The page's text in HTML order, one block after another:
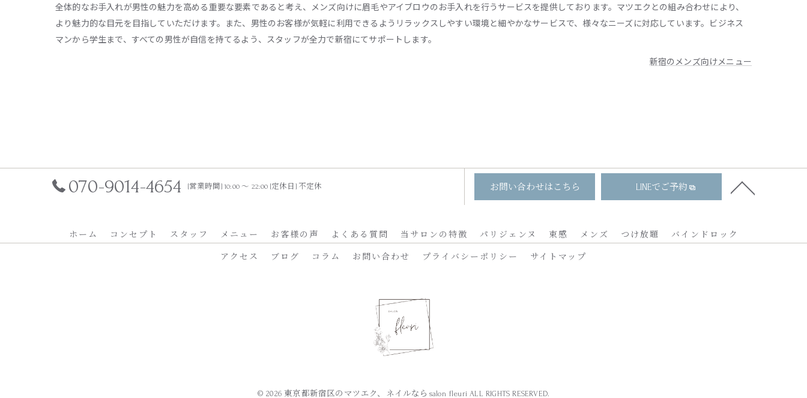
全体的なお手入れが男性の魅力を高める重要な要素であると考え、メンズ向けに眉毛やアイブロウのお手入れを行うサービスを提供しております。マツエクとの組み合わせにより、
より魅力的な目元を目指していただけます。また、男性のお客様が気軽に利用できるようリラックスしやすい環境と細やかなサービスで、様々なニーズに対応しています。ビジネス
マンから学生まで、すべての男性が自信を持てるよう、スタッフが全力で新宿にてサポートします。
新宿のメンズ向けメニュー
070-9014-4654 [営業時間] 10:00 ～ 22:00 [定休日] 不定休 お問い合わせはこちら LINEでご予約
ホーム コンセプト スタッフ メニュー お客様の声 よくある質問 当サロンの特徴 パリジェンヌ 束感 メンズ つけ放題 バインドロック
アクセス ブログ コラム お問い合わせ プライバシーポリシー サイトマップ
© 2026 東京都新宿区のマツエク、ネイルならsalon fleuri ALL RIGHTS RESERVED.